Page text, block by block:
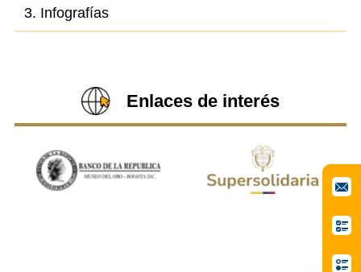
3. Infografías
Enlaces de interés